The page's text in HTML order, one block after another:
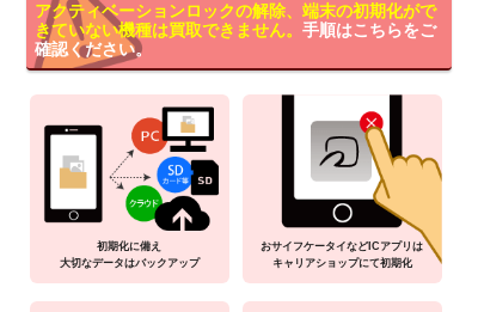
アクティベーションロックの解除、端末の初期化がで
きていない機種は買取できません。 手順はこちらをご
確認ください。
初期化に備え
大切なデータはバックアップ
おサイフケータイなどICアプリは
キャリアショップにて初期化